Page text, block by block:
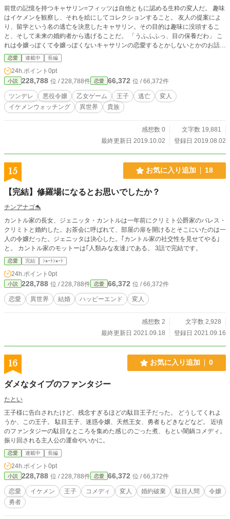
前世の記憶を持つキャサリン=フィッツは自他ともに認める生粋の変人だ。 趣味
はイケメンを観察し、それを絵にしてコレクションすること。 友人の提案によ
り、留学という名の逃亡を決意したキャサリン。その目的は趣味に没頭するこ
と、そして未来の婚約者から逃げることだ。 「うふふふっ、目の保養だわ」 こ
れは令嬢っぽくて令嬢っぽくないキャサリンの恋愛するとかしないとかのお話。
＊一話1500字程です。 ＊絵や香水にはあまり詳しくありませんので、一物語の
設定として認識して頂ければと思います。
恋愛 連載中 長編
24h.ポイント 0pt
小説 228,788 位 / 228,788件 恋愛 66,372 位 / 66,372件
ツンデレ 悪役令嬢 乙女ゲーム 王子 逃亡
変人
イケメンウォッチング
異世界 貴族
感想数 0
文字数 19,881
最終更新日 2019.10.02
登録日 2019.08.02
15 お気に入り追加 18
【完結】修羅場になるとお思いでしたか？
チンアナゴ🐬
カントル家の長女、ジェニッタ・カントルは一年前にクリミト公爵家のバレス・
クリミトと婚約した。お茶会に呼ばれて、部屋の扉を開けるとそこにいたのは一
人の令嬢だった。ジェニッタは決心した。｢カントル家の社交性を見せてやる｣
と。 カントル家のモットーは｢人類みな友達｣である。 3話で完結です。
恋愛 完結 ｼｮｰﾄｼｮｰﾄ
24h.ポイント 0pt
小説 228,788 位 / 228,788件 恋愛 66,372 位 / 66,372件
恋愛 異世界 結婚 ハッピーエンド 変人
感想数 2
文字数 2,928
最終更新日 2021.09.18
登録日 2021.09.16
16 お気に入り追加 0
ダメなタイプのファンタジー
たとい
王子様に告白されたけど、残念すぎるほどの駄目王子だった。 どうしてくれよ
うか、この王子。 駄目王子、迷惑令嬢、天然王女、勇者もどきなどなど。 近頃
のファンタジーの駄目なところを集めた感じのごった煮、もとい闇鍋コメディ。
振り回される主人公の運命やいかに。
恋愛 連載中 長編
24h.ポイント 0pt
小説 228,788 位 / 228,788件 恋愛 66,372 位 / 66,372件
恋愛 イケメン 王子 コメディ 変人 婚約破棄 駄目人間
令嬢
勇者